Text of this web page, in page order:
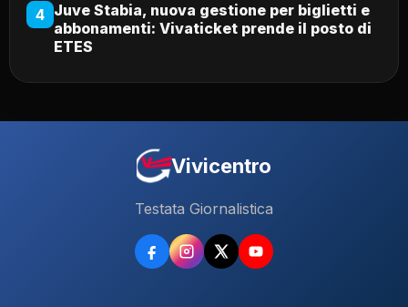
4 Juve Stabia, nuova gestione per biglietti e
abbonamenti: Vivaticket prende il posto di
ETES
Vivicentro
Testata Giornalistica